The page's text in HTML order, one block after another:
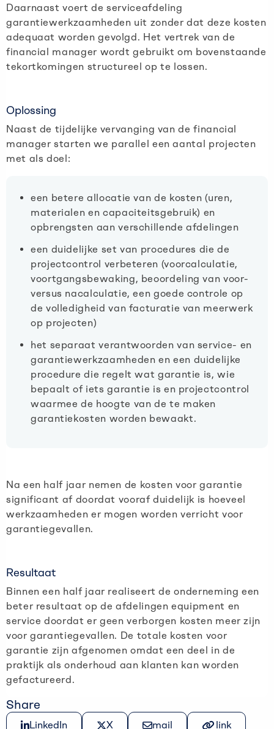
Daarnaast voert de serviceafdeling
garantiewerkzaamheden uit zonder dat deze kosten
adequaat worden gevolgd. Het vertrek van de
financial manager wordt gebruikt om bovenstaande
tekortkomingen structureel op te lossen.
Oplossing
Naast de tijdelijke vervanging van de financial
manager starten we parallel een aantal projecten
met als doel:
een betere allocatie van de kosten (uren,
materialen en capaciteitsgebruik) en
opbrengsten aan verschillende afdelingen
een duidelijke set van procedures die de
projectcontrol verbeteren (voorcalculatie,
voortgangsbewaking, beoordeling van voor-
versus nacalculatie, een goede controle op
de volledigheid van facturatie van meerwerk
op projecten)
het separaat verantwoorden van service- en
garantiewerkzaamheden en een duidelijke
procedure die regelt wat garantie is, wie
bepaalt of iets garantie is en projectcontrol
waarmee de hoogte van de te maken
garantiekosten worden bewaakt.
Na een half jaar nemen de kosten voor garantie
significant af doordat vooraf duidelijk is hoeveel
werkzaamheden er mogen worden verricht voor
garantiegevallen.
Resultaat
Binnen een half jaar realiseert de onderneming een
beter resultaat op de afdelingen equipment en
service doordat er geen verborgen kosten meer zijn
voor garantiegevallen. De totale kosten voor
garantie zijn afgenomen omdat een deel in de
praktijk als onderhoud aan klanten kan worden
gefactureerd.
Share
Share on LinkedIn
LinkedIn Share on X
X Share via e-mail
mail Kopiëer link
link